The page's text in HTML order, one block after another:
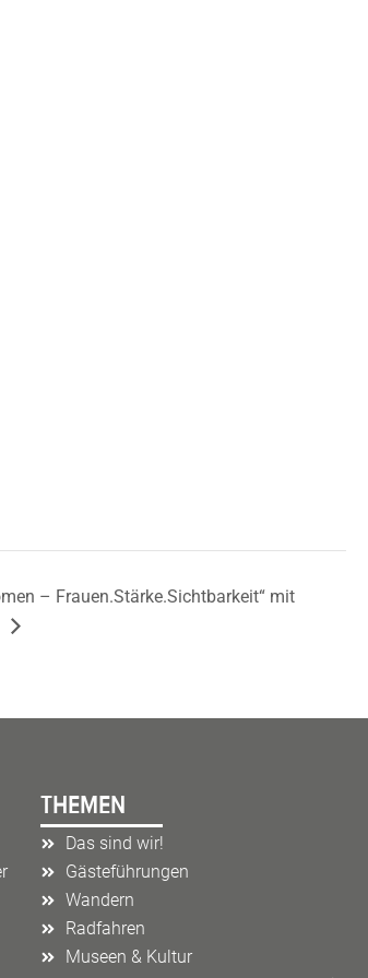
– Frauen.Stärke.Sichtbarkeit“ mit
THEMEN
Das sind wir!
Gästeführungen
Wandern
Radfahren
Museen & Kultur